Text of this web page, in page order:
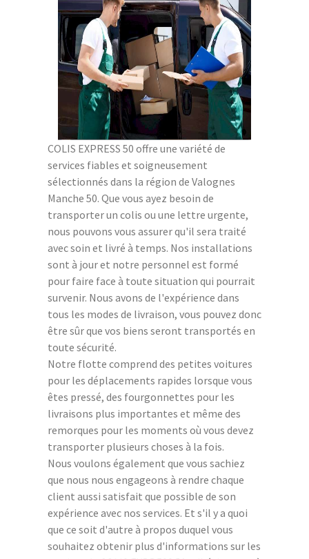
COLIS EXPRESS 50 offre une variété de
services fiables et soigneusement
sélectionnés dans la région de Valognes
Manche 50. Que vous ayez besoin de
transporter un colis ou une lettre urgente,
nous pouvons vous assurer qu'il sera traité
avec soin et livré à temps. Nos installations
sont à jour et notre personnel est formé
pour faire face à toute situation qui pourrait
survenir. Nous avons de l'expérience dans
tous les modes de livraison, vous pouvez donc
être sûr que vos biens seront transportés en
toute sécurité.
Notre flotte comprend des petites voitures
pour les déplacements rapides lorsque vous
êtes pressé, des fourgonnettes pour les
livraisons plus importantes et même des
remorques pour les moments où vous devez
transporter plusieurs choses à la fois.
Nous voulons également que vous sachiez
que nous nous engageons à rendre chaque
client aussi satisfait que possible de son
expérience avec nos services. Et s'il y a quoi
que ce soit d'autre à propos duquel vous
souhaitez obtenir plus d'informations sur les